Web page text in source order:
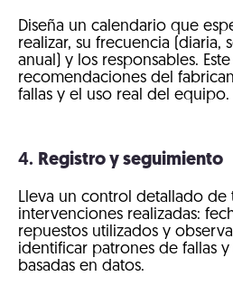
Diseña un calendario que
realizar, su frecuencia (diaria,
anual) y los responsables.
recomendaciones del
fallas y el uso real del equipo.
4. Registro y seguimiento
Lleva un control detallado de
intervenciones realizadas:
repuestos utilizados y
identificar patrones de fallas
basadas en datos.